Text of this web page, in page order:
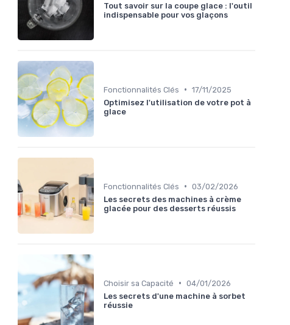
Tout savoir sur la coupe glace : l'outil
indispensable pour vos glaçons
Fonctionnalités Clés • 17/11/2025
Optimisez l'utilisation de votre pot à
glace
Fonctionnalités Clés • 03/02/2026
Les secrets des machines à crème
glacée pour des desserts réussis
Choisir sa Capacité • 04/01/2026
Les secrets d'une machine à sorbet
réussie